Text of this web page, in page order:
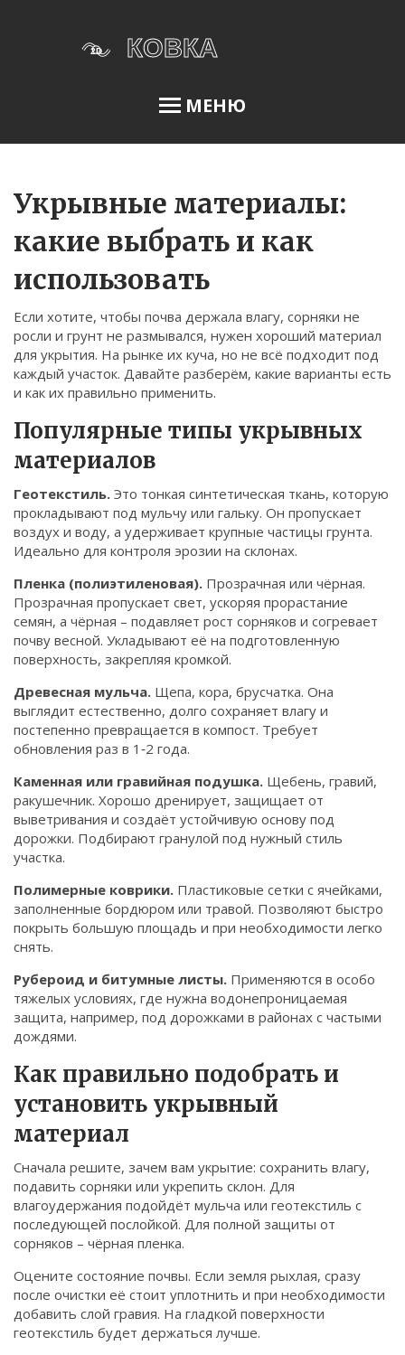
МЕНЮ
Меню
О нас
Условия использования
Политика конфиденциальности
ФЗ-152
Связаться
© 2026. Все права защищены.
Укрывные материалы:
какие выбрать и как
использовать
Если хотите, чтобы почва держала влагу, сорняки не
росли и грунт не размывался, нужен хороший материал
для укрытия. На рынке их куча, но не всё подходит под
каждый участок. Давайте разберём, какие варианты есть
и как их правильно применить.
Популярные типы укрывных
материалов
Геотекстиль. Это тонкая синтетическая ткань, которую
прокладывают под мульчу или гальку. Он пропускает
воздух и воду, а удерживает крупные частицы грунта.
Идеально для контроля эрозии на склонах.
Пленка (полиэтиленовая). Прозрачная или чёрная.
Прозрачная пропускает свет, ускоряя прорастание
семян, а чёрная – подавляет рост сорняков и согревает
почву весной. Укладывают её на подготовленную
поверхность, закрепляя кромкой.
Древесная мульча. Щепа, кора, брусчатка. Она
выглядит естественно, долго сохраняет влагу и
постепенно превращается в компост. Требует
обновления раз в 1‑2 года.
Каменная или гравийная подушка. Щебень, гравий,
ракушечник. Хорошо дренирует, защищает от
выветривания и создаёт устойчивую основу под
дорожки. Подбирают гранулой под нужный стиль
участка.
Полимерные коврики. Пластиковые сетки с ячейками,
заполненные бордюром или травой. Позволяют быстро
покрыть большую площадь и при необходимости легко
снять.
Рубероид и битумные листы. Применяются в особо
тяжелых условиях, где нужна водонепроницаемая
защита, например, под дорожками в районах с частыми
дождями.
Как правильно подобрать и
установить укрывный
материал
Сначала решите, зачем вам укрытие: сохранить влагу,
подавить сорняки или укрепить склон. Для
влагоудержания подойдёт мульча или геотекстиль с
последующей послойкой. Для полной защиты от
сорняков – чёрная пленка.
Оцените состояние почвы. Если земля рыхлая, сразу
после очистки её стоит уплотнить и при необходимости
добавить слой гравия. На гладкой поверхности
геотекстиль будет держаться лучше.